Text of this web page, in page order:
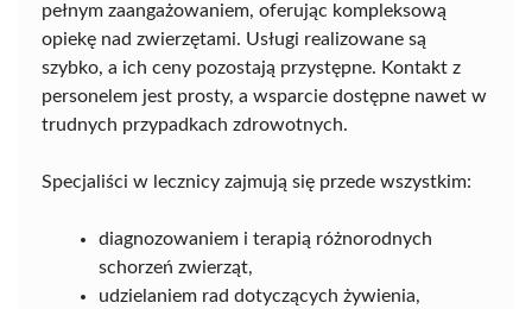
pełnym zaangażowaniem, oferując kompleksową
opiekę nad zwierzętami. Usługi realizowane są
szybko, a ich ceny pozostają przystępne. Kontakt z
personelem jest prosty, a wsparcie dostępne nawet w
trudnych przypadkach zdrowotnych.
Specjaliści w lecznicy zajmują się przede wszystkim:
diagnozowaniem i terapią różnorodnych
schorzeń zwierząt,
udzielaniem rad dotyczących żywienia,